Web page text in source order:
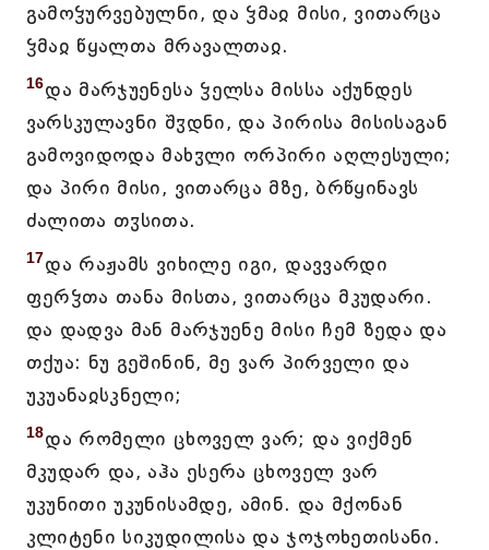
გამოჴურვებულნი, და ჴმაჲ მისი, ვითარცა
ჴმაჲ წყალთა მრავალთაჲ.
16და მარჯუენესა ჴელსა მისსა აქუნდეს
ვარსკულავნი შჳდნი, და პირისა მისისაგან
გამოვიდოდა მახჳლი ორპირი აღლესული;
და პირი მისი, ვითარცა მზე, ბრწყინავს
ძალითა თჳსითა.
17და რაჟამს ვიხილე იგი, დავვარდი
ფერჴთა თანა მისთა, ვითარცა მკუდარი.
და დადვა მან მარჯუენე მისი ჩემ ზედა და
თქუა: ნუ გეშინინ, მე ვარ პირველი და
უკუანაჲსკნელი;
18და რომელი ცხოველ ვარ; და ვიქმენ
მკუდარ და, აჰა ესერა ცხოველ ვარ
უკუნითი უკუნისამდე, ამინ. და მქონან
კლიტენი სიკუდილისა და ჯოჯოხეთისანი.